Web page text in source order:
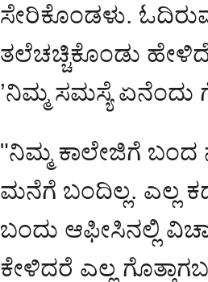
ಸೇರಿಕೊಂಡಳು.
ತಲೆಚಚ್ಚಿಕೊಂಡು
’ನಿಮ್ಮ ಸಮಸ್ಯೆ ಏನೆಂದು
"ನಿಮ್ಮ ಕಾಲೇಜಿಗೆ ಬಂದ
ಮನೆಗೆ ಬಂದಿಲ್ಲ. ಎಲ್ಲ
ಬಂದು ಆಫೀಸಿನಲ್ಲಿ
ಕೇಳಿದರೆ ಎಲ್ಲ